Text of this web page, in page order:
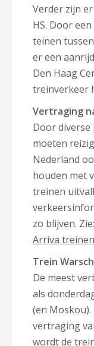
Verder zijn
HS. Door
teinen
er een
Den Haag
treinverkeer
Vertraging
Door diverse
moeten
Nederland
houden met
treinen
zo blijven. Zie:
Arriva treinen
Trein
De meest
als
(en
vertraging
wordt de